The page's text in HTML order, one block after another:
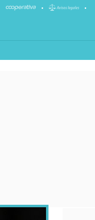
• •